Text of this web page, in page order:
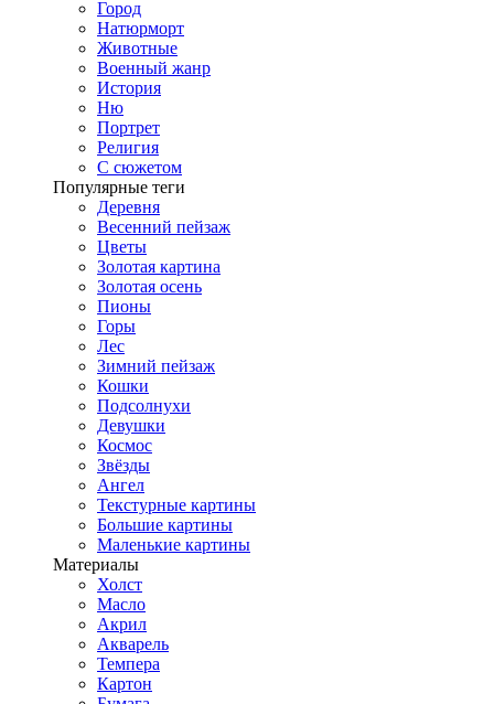
Город
Натюрморт
Животные
Военный жанр
История
Ню
Портрет
Религия
С сюжетом
Популярные теги
Деревня
Весенний пейзаж
Цветы
Золотая картина
Золотая осень
Пионы
Горы
Лес
Зимний пейзаж
Кошки
Подсолнухи
Девушки
Космос
Звёзды
Ангел
Текстурные картины
Большие картины
Маленькие картины
Материалы
Холст
Масло
Акрил
Акварель
Темпера
Картон